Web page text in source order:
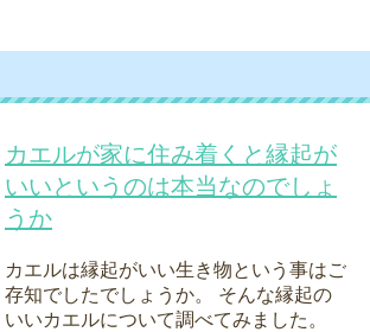
カエルが家に住み着くと縁起が
いいというのは本当なのでしょ
うか
カエルは縁起がいい生き物という事はご
存知でしたでしょうか。 そんな縁起の
いいカエルについて調べてみました。